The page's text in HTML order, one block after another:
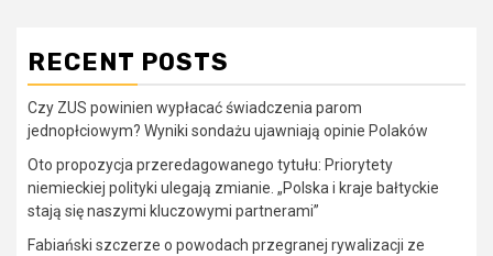
RECENT POSTS
Czy ZUS powinien wypłacać świadczenia parom
jednopłciowym? Wyniki sondażu ujawniają opinie Polaków
Oto propozycja przeredagowanego tytułu: Priorytety
niemieckiej polityki ulegają zmianie. „Polska i kraje bałtyckie
stają się naszymi kluczowymi partnerami”
Fabiański szczerze o powodach przegranej rywalizacji ze